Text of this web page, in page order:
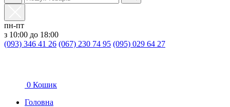
пн-пт
з 10:00 до 18:00
(093) 346 41 26 (067) 230 74 95 (095) 029 64 27
0 Кошик
Головна